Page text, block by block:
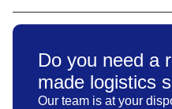
Do you need a
made logistics
Our team is at your